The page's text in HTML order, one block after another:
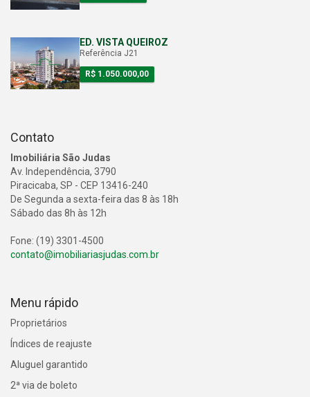
ED. VISTA QUEIROZ
Referência J21
R$ 1.050.000,00
Contato
Imobiliária São Judas
Av. Independência, 3790
Piracicaba, SP - CEP 13416-240
De Segunda a sexta-feira das 8 às 18h
Sábado das 8h às 12h
Fone: (19) 3301-4500
contato@imobiliariasjudas.com.br
Menu rápido
Proprietários
Índices de reajuste
Aluguel garantido
2ª via de boleto